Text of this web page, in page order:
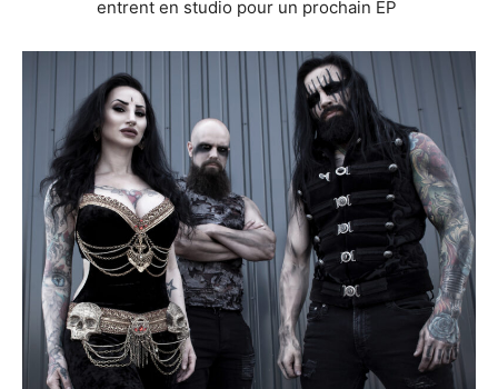
entrent en studio pour un prochain EP